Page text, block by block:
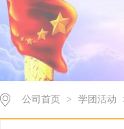
公司首页 > 学团活动